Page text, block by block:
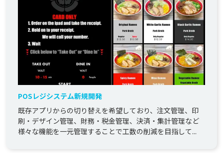
POSレジシステム新規開発
既存アプリからの切り替えを希望しており、注文管理、印
刷・デザイン管理、財務・税金管理、決済・集計管理など
様々な機能を一元管理することで工数の削減を目指して...